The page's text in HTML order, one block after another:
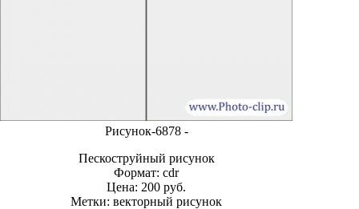
Рисунок-6878 -
Пескоструйный рисунок
Формат: cdr
Цена: 200 руб.
Метки: векторный рисунок